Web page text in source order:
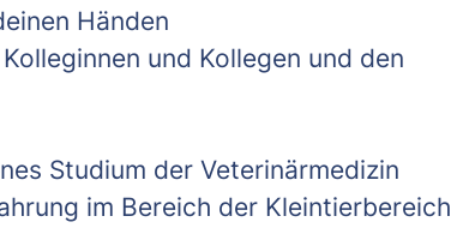
Händen
und Kollegen und den
Studium der Veterinärmedizin
im Bereich der Kleintierbereich